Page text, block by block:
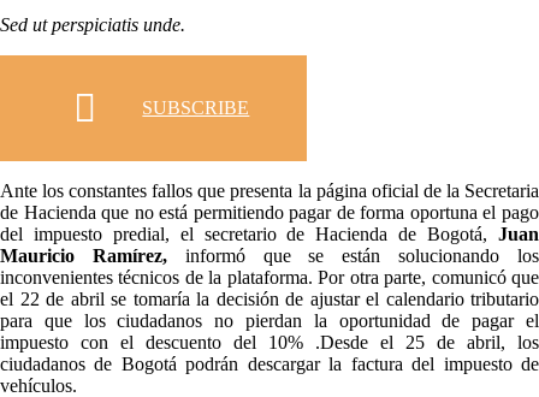
Sed ut perspiciatis unde.
SUBSCRIBE
Ante los constantes fallos que presenta la página oficial de la Secretaria
de Hacienda que no está permitiendo pagar de forma oportuna el pago
del impuesto predial, el secretario de Hacienda de Bogotá, Juan
Mauricio Ramírez,informó que se están solucionando los
inconvenientes técnicos de la plataforma. Por otra parte, comunicó que
el 22 de abril se tomaría la decisión de ajustar el calendario tributario
para que los ciudadanos no pierdan la oportunidad de pagar el
impuesto con el descuento del 10% .Desde el 25 de abril, los
ciudadanos de Bogotá podrán descargar la factura del impuesto de
vehículos.